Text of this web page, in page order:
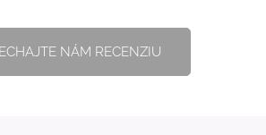
NÁM RECENZIU